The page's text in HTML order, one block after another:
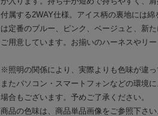
付属する2WAY仕様。アイス柄の裏地には
は定番のブルー、ピンク、ベージュと、新
ご用意しています。お揃いのハーネスやリ
※照明の関係により、実際よりも色味が違っ
またパソコン・スマートフォンなどの環境
場合もございます。予めご了承ください。
商品の色味は、商品単品画像をご参照下さい